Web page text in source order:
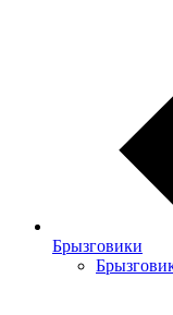
Брызговики